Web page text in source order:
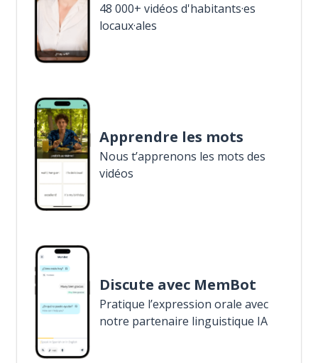
48 000+ vidéos d'habitants·es
locaux·ales
Apprendre les mots
Nous t’apprenons les mots des
vidéos
Discute avec MemBot
Pratique l’expression orale avec
notre partenaire linguistique IA